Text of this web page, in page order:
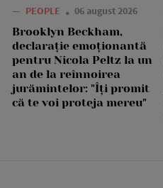
— PEOPLE 06 august 2026
Brooklyn Beckham,
declarație emoționantă
pentru Nicola Peltz la un
an de la reînnoirea
jurămintelor: "Îți promit
că te voi proteja mereu"